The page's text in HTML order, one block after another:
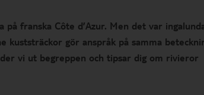
franska Côte d’Azur. Men det var
kuststräckor gör anspråk på samma
vi ut begreppen och tipsar dig om rivieror